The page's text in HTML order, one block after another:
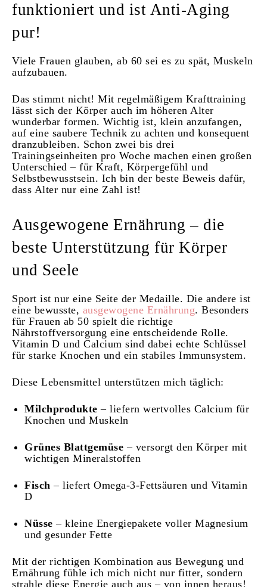
funktioniert und ist Anti-Aging
pur!
Viele Frauen glauben, ab 60 sei es zu spät, Muskeln
aufzubauen.
Das stimmt nicht! Mit regelmäßigem Krafttraining
lässt sich der Körper auch im höheren Alter
wunderbar formen. Wichtig ist, klein anzufangen,
auf eine saubere Technik zu achten und konsequent
dranzubleiben. Schon zwei bis drei
Trainingseinheiten pro Woche machen einen großen
Unterschied – für Kraft, Körpergefühl und
Selbstbewusstsein. Ich bin der beste Beweis dafür,
dass Alter nur eine Zahl ist!
Ausgewogene Ernährung – die
beste Unterstützung für Körper
und Seele
Sport ist nur eine Seite der Medaille. Die andere ist
eine bewusste, ausgewogene Ernährung. Besonders
für Frauen ab 50 spielt die richtige
Nährstoffversorgung eine entscheidende Rolle.
Vitamin D und Calcium sind dabei echte Schlüssel
für starke Knochen und ein stabiles Immunsystem.
Diese Lebensmittel unterstützen mich täglich:
Milchprodukte – liefern wertvolles Calcium für
Knochen und Muskeln
Grünes Blattgemüse – versorgt den Körper mit
wichtigen Mineralstoffen
Fisch – liefert Omega-3-Fettsäuren und Vitamin
D
Nüsse – kleine Energiepakete voller Magnesium
und gesunder Fette
Mit der richtigen Kombination aus Bewegung und
Ernährung fühle ich mich nicht nur fitter, sondern
strahle diese Energie auch aus – von innen heraus!